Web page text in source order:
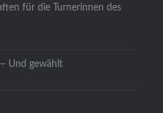
für die Turnerinnen des
Und gewählt